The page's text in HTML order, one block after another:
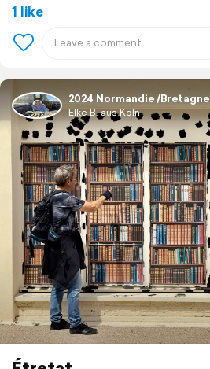
1 like
2024 Normandie /Bretagne
Elke B. aus Köln